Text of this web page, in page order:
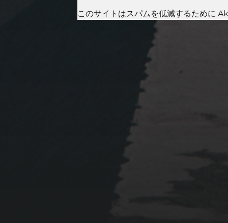
このサイトはスパムを低減するために
2023年1月23日